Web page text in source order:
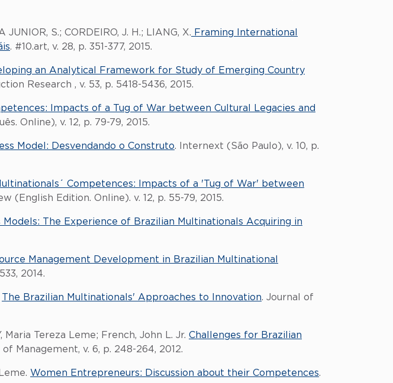
S.; CORDEIRO, J. H.; LIANG, X. Framing International
. #10.art, v. 28, p. 351-377, 2015.
an Analytical Framework for Study of Emerging Country
Research , v. 53, p. 5418-5436, 2015.
Impacts of a Tug of War between Cultural Legacies and
Online), v. 12, p. 79-79, 2015.
Model: Desvendando o Construto. Internext (São Paulo), v. 10, p.
Competences: Impacts of a 'Tug of War' between
(English Edition. Online). v. 12, p. 55-79, 2015.
Models: The Experience of Brazilian Multinationals Acquiring in
Management Development in Brazilian Multinational
2014.
The Brazilian Multinationals' Approaches to Innovation. Journal of
Maria Tereza Leme; French, John L. Jr. Challenges for Brazilian
Management, v. 6, p. 248-264, 2012.
Women Entrepreneurs: Discussion about their Competences.